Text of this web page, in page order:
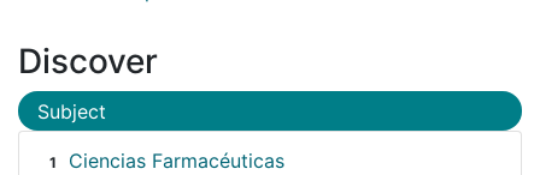
Discover
Subject
1 Ciencias Farmacéuticas